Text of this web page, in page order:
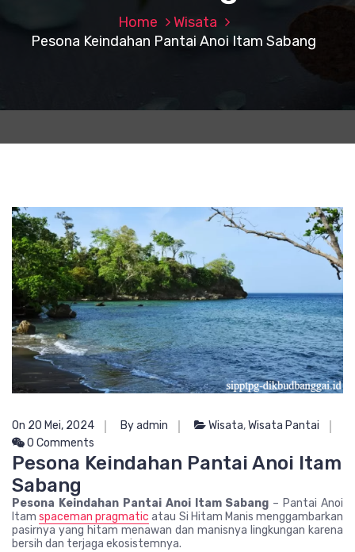
Home
Wisata
Pesona Keindahan Pantai Anoi Itam Sabang
On 20 Mei, 2024 By admin Wisata,Wisata Pantai
0 Comments
Pesona Keindahan Pantai Anoi Itam
Sabang
Pesona Keindahan Pantai Anoi Itam Sabang – Pantai Anoi
Itamspaceman pragmatic atau Si Hitam Manis menggambarkan
pasirnya yang hitam menawan dan manisnya lingkungan karena
bersih dan terjaga ekosistemnya.